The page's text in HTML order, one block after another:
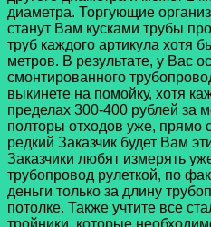
диаметра. Торгующие
станут Вам кусками трубы
труб каждого артикула хотя
метров. В результате, у Вас
смонтированного
выкинете на помойку, хотя
пределах 300-400 рублей за
полторы отходов уже, прямо
редкий Заказчик будет Вам
Заказчики любят измерять
трубопровод рулеткой, по
деньги только за длину
потолке. Также учтите все
тройники, которые